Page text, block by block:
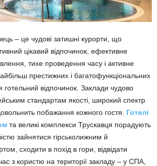
– це чудові затишні курорти, що
цікавий відпочинок, ефективне
тихе проведення часу і активне
престижних і багатофункціональних
готельний відпочинок. Заклади чудово
стандартам якості, широкий спектр
побажання кожного гостя. Готелі
та великі комплекси Трускавця порадують
зайнятися гірськолижним й
сходити в похід в гори, відвідати
з користю на території закладу – у СПА,